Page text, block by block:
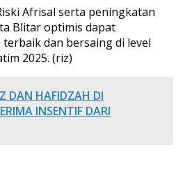
Afrisal serta peningkatan
Blitar optimis dapat
dan bersaing di level
2025. (riz)
DAN HAFIDZAH DI
INSENTIF DARI